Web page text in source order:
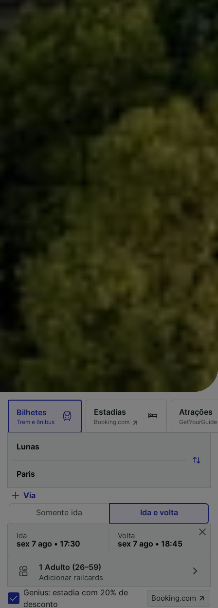
Bilhetes
Trem e ônibus
Estadias
Booking.com
Atrações
GetYourGuide
Via
Somente ida
Ida e volta
Ida Volta
1 Adulto (26–59)
Adicionar railcards
Genius: estadia com 20% de
desconto
Booking.com